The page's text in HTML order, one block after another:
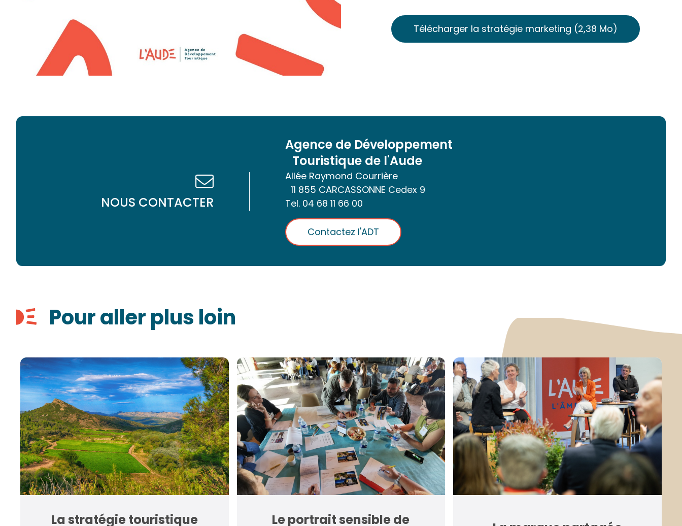
Télécharger la stratégie marketing ­(2,38 Mo)
NOUS CONTACTER
Agence de Développement
Touristique de l'Aude
Allée Raymond Courrière
11 855 CARCASSONNE Cedex 9
Tel. 04 68 11 66 00
Contactez l'ADT
Pour aller plus loin
La stratégie touristique
Le portrait sensible de